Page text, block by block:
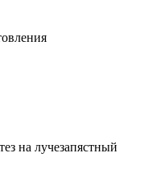
на лучезапястный